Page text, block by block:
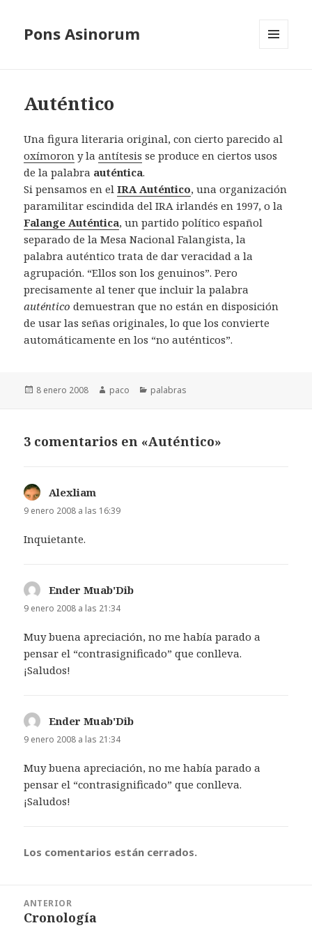
Pons Asinorum
Auténtico
Una figura literaria original, con cierto parecido al
oxímoron y laantítesis se produce en ciertos usos
de la palabra auténtica.
Si pensamos en elIRA Auténtico, una organización
paramilitar escindida del IRA irlandés en 1997, o la
Falange Auténtica, un partido político español
separado de la Mesa Nacional Falangista, la
palabra auténtico trata de dar veracidad a la
agrupación. “Ellos son los genuinos”. Pero
precisamente al tener que incluir la palabra
auténtico demuestran que no están en disposición
de usar las señas originales, lo que los convierte
automáticamente en los “no auténticos”.
Publicado
8 enero 2008 Autor
paco Categorías
palabras
3 comentarios en «Auténtico»
Alexliam
9 enero 2008 a las 16:39
Inquietante.
Ender Muab'Dib
9 enero 2008 a las 21:34
Muy buena apreciación, no me había parado a
pensar el “contrasignificado” que conlleva.
¡Saludos!
Ender Muab'Dib
9 enero 2008 a las 21:34
Muy buena apreciación, no me había parado a
pensar el “contrasignificado” que conlleva.
¡Saludos!
Los comentarios están cerrados.
entradas
ANTERIOR
Entrada
Cronología